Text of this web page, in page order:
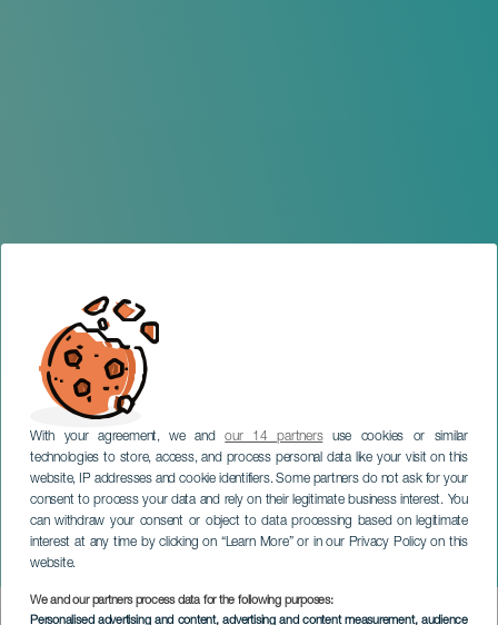
With your agreement, we andour 14 partnersuse cookies or similar
technologies to store, access, and process personal data like your visit on this
website, IP addresses and cookie identifiers. Some partners do not ask for your
consent to process your data and rely on their legitimate business interest. You
can withdraw your consent or object to data processing based on legitimate
interest at any time by clicking on “Learn More” or in our Privacy Policy on this
website.
We and our partners process data for the following purposes:
Personalised advertising and content, advertising and content measurement, audience
Okouzlený park
LANZAROTE
Imagen